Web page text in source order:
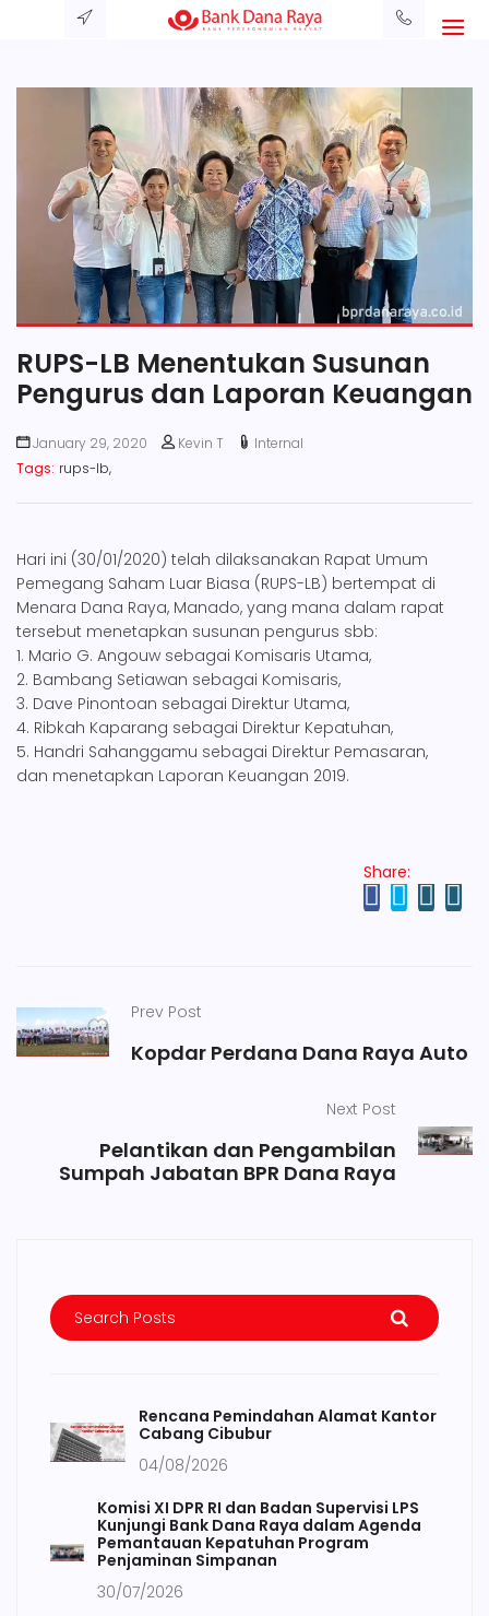
RUPS-LB Menentukan Susunan
Pengurus dan Laporan Keuangan
January 29, 2020 Kevin T
Internal
Tags: rups-lb,
Hari ini (30/01/2020) telah dilaksanakan Rapat Umum
Pemegang Saham Luar Biasa (RUPS-LB) bertempat di
Menara Dana Raya, Manado, yang mana dalam rapat
tersebut menetapkan susunan pengurus sbb:
1. Mario G. Angouw sebagai Komisaris Utama,
2. Bambang Setiawan sebagai Komisaris,
3. Dave Pinontoan sebagai Direktur Utama,
4. Ribkah Kaparang sebagai Direktur Kepatuhan,
5. Handri Sahanggamu sebagai Direktur Pemasaran,
dan menetapkan Laporan Keuangan 2019.
Share:
Prev Post
Kopdar Perdana Dana Raya Auto
Next Post
Pelantikan dan Pengambilan
Sumpah Jabatan BPR Dana Raya
Rencana Pemindahan Alamat Kantor
Cabang Cibubur
04/08/2026
Komisi XI DPR RI dan Badan Supervisi LPS
Kunjungi Bank Dana Raya dalam Agenda
Pemantauan Kepatuhan Program
Penjaminan Simpanan
30/07/2026